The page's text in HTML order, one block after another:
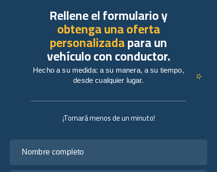
¡Tomará menos de un minuto!
Rellene el formulario y
obtenga una oferta
personalizadapara un
vehículo con conductor.
Hecho a su medida: a su manera, a su tiempo,
desde cualquier lugar.